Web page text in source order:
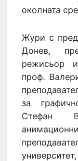
околната
Жури с
Донев,
режисьор
проф.
за
Стефан